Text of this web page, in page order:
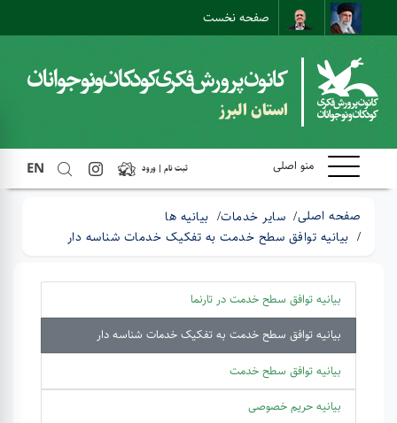
صفحه نخست
ارتباط با ما
نقشه سایت
استان البرز
منو اصلی EN ثبت نام | ورود
صفحه اصلی سایر خدمات
بیانیه ها
بیانیه توافق سطح خدمت به تفکیک خدمات شناسه دار
بیانیه توافق سطح خدمت در تارنما
بیانیه توافق سطح خدمت به تفکیک خدمات شناسه دار
بیانیه توافق سطح خدمت
بیانیه حریم خصوصی